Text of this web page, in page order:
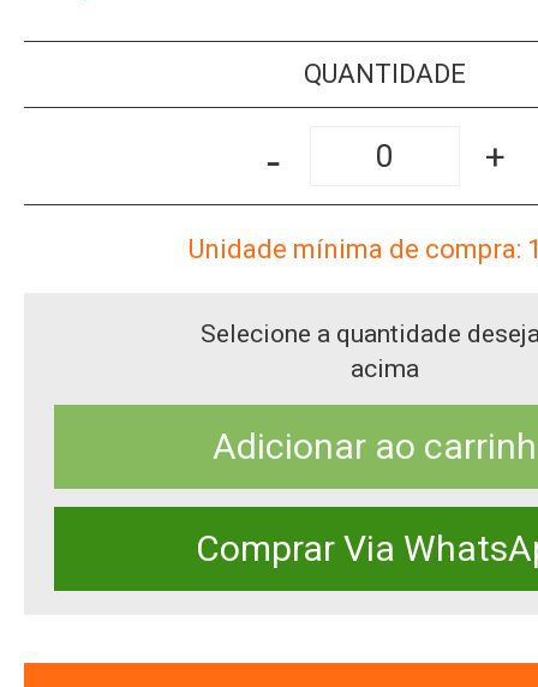
QUANTIDADE
- +
Unidade mínima de compra:
Selecione a quantidade
acima
Adicionar ao
Comprar Via